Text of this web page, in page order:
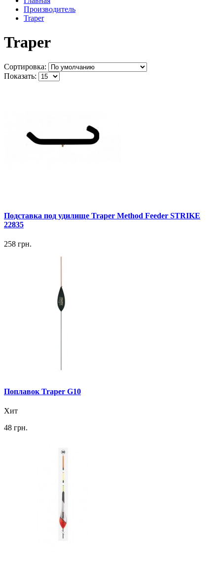
Производитель
Traper
Traper
Сортировка:
Показать:
Подставка под удилище Traper Method Feeder STRIKE
22835
258 грн.
Поплавок Traper G10
Хит
48 грн.